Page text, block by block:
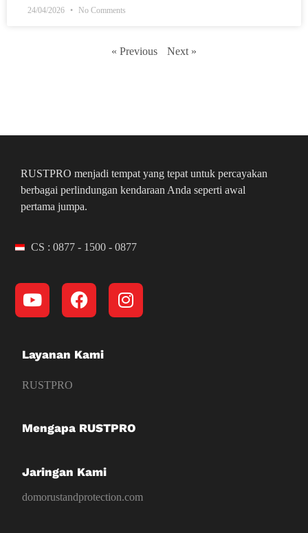
24/04/2026 No Comments
« Previous Next »
RUSTPRO menjadi tempat yang tepat untuk percayakan
berbagai perlindungan kendaraan Anda seperti awal
pertama jumpa.
CS : 0877 - 1500 - 0877
Layanan Kami
RUSTPRO
Mengapa RUSTPRO
Jaringan Kami
domorustandprotection.com